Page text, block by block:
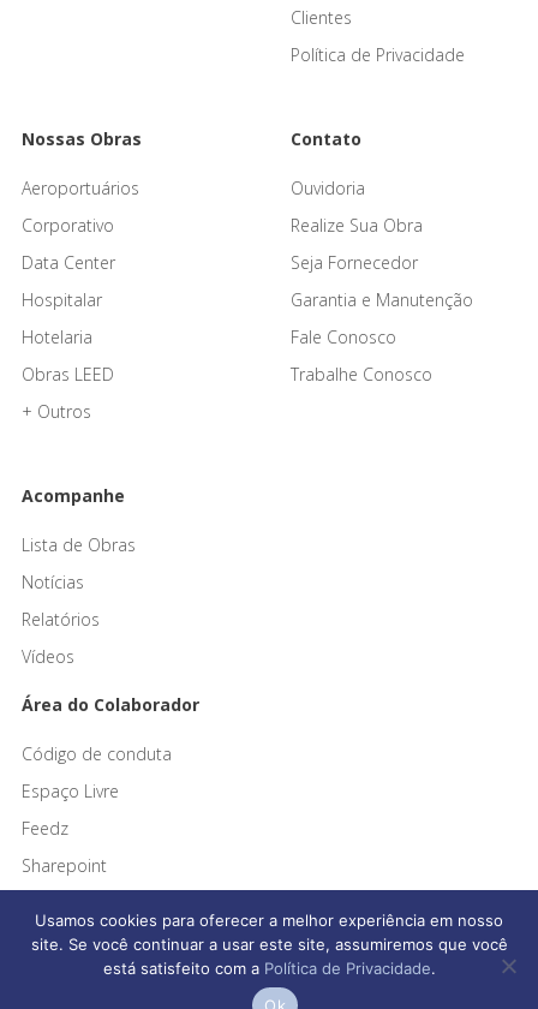
Clientes
Política de Privacidade
Nossas Obras
Aeroportuários
Corporativo
Data Center
Hospitalar
Hotelaria
Obras LEED
+ Outros
Contato
Ouvidoria
Realize Sua Obra
Seja Fornecedor
Garantia e Manutenção
Fale Conosco
Trabalhe Conosco
Acompanhe
Lista de Obras
Notícias
Relatórios
Vídeos
Área do Colaborador
Código de conduta
Espaço Livre
Feedz
Sharepoint
Afonso França Engenharia © 2026 Todos os direitos reservados
Usamos cookies para oferecer a melhor experiência em nosso
site. Se você continuar a usar este site, assumiremos que você
está satisfeito com a Política de Privacidade.
Ok